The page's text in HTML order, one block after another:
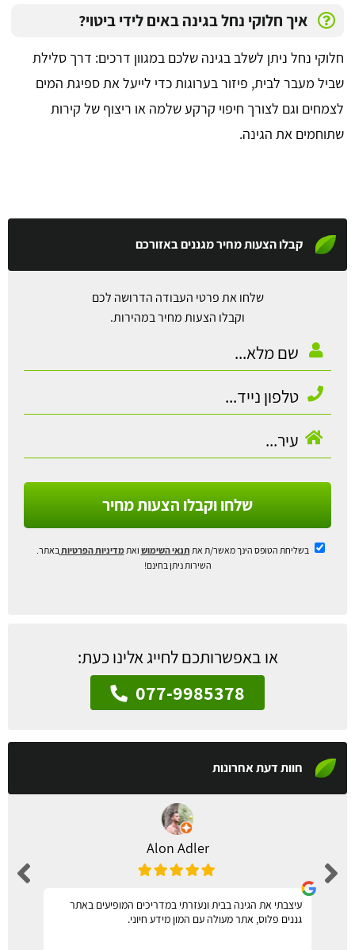
איך חלוקי נחל בגינה באים לידי ביטוי?
חלוקי נחל ניתן לשלב בגינה שלכם במגוון דרכים: דרך סלילת
שביל מעבר לבית, פיזור בערוגות כדי לייעל את ספיגת המים
לצמחים וגם לצורך חיפוי קרקע שלמה או ריצוף של קירות
שתוחמים את הגינה.
קבלו הצעות מחיר מגננים באזורכם
שלחו את פרטי העבודה הדרושה לכם
וקבלו הצעות מחיר במהירות.
שלחו וקבלו הצעות מחיר
בשליחת הטופס הינך מאשר/ת את תנאי השימוש ואתמדיניות הפרטיות באתר.
השירות ניתן בחינם!
או באפשרותכם לחייג אלינו כעת:
077-9985378
חוות דעת אחרונות
Alon Adler
עיצבתי את הגינה בבית ונעזרתי במדריכים המופיעים באתר
גננים פלוס, אתר מעולה עם המון מידע חיוני.